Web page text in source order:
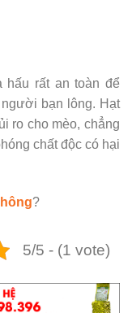
hấu rất an toàn để
bạn lông. Hạt
ro cho mèo, chẳng
chất độc có hại
?
5/5 - (1 vote)